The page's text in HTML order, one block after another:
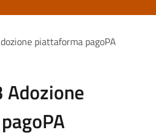
piattaforma pagoPA